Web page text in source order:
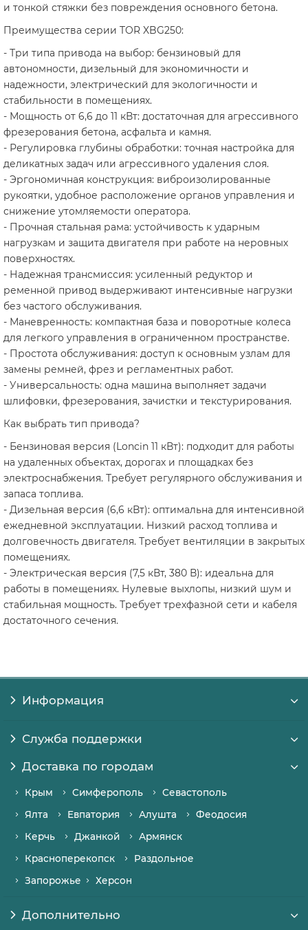
и тонкой стяжки без повреждения основного бетона.
Преимущества серии TOR XBG250:
- Три типа привода на выбор: бензиновый для
автономности, дизельный для экономичности и
надежности, электрический для экологичности и
стабильности в помещениях.
- Мощность от 6,6 до 11 кВт: достаточная для агрессивного
фрезерования бетона, асфальта и камня.
- Регулировка глубины обработки: точная настройка для
деликатных задач или агрессивного удаления слоя.
- Эргономичная конструкция: виброизолированные
рукоятки, удобное расположение органов управления и
снижение утомляемости оператора.
- Прочная стальная рама: устойчивость к ударным
нагрузкам и защита двигателя при работе на неровных
поверхностях.
- Надежная трансмиссия: усиленный редуктор и
ременной привод выдерживают интенсивные нагрузки
без частого обслуживания.
- Маневренность: компактная база и поворотные колеса
для легкого управления в ограниченном пространстве.
- Простота обслуживания: доступ к основным узлам для
замены ремней, фрез и регламентных работ.
- Универсальность: одна машина выполняет задачи
шлифовки, фрезерования, зачистки и текстурирования.
Как выбрать тип привода?
- Бензиновая версия (Loncin 11 кВт): подходит для работы
на удаленных объектах, дорогах и площадках без
электроснабжения. Требует регулярного обслуживания и
запаса топлива.
- Дизельная версия (6,6 кВт): оптимальна для интенсивной
ежедневной эксплуатации. Низкий расход топлива и
долговечность двигателя. Требует вентиляции в закрытых
помещениях.
- Электрическая версия (7,5 кВт, 380 В): идеальна для
работы в помещениях. Нулевые выхлопы, низкий шум и
стабильная мощность. Требует трехфазной сети и кабеля
достаточного сечения.
Информация
Служба поддержки
Доставка по городам
Крым Симферополь
Севастополь
Ялта
Евпатория Алушта
Феодосия
Керчь
Джанкой
Армянск
Красноперекопск
Раздольное
Запорожье
Херсон
Дополнительно